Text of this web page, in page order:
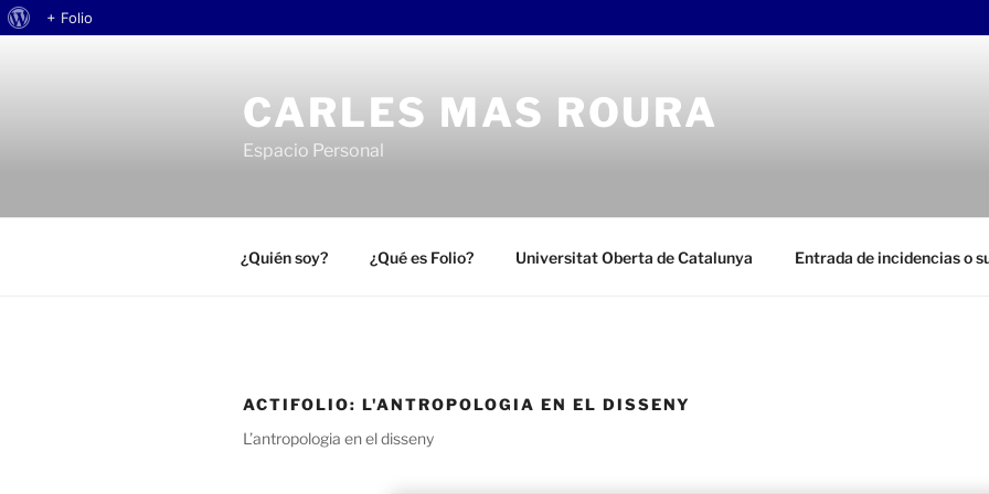
Acerca
+ Folio
CARLES MAS ROURA
Espacio Personal
¿Quién soy? ¿Qué es Folio? Universitat Oberta de Catalunya Entrada de incidencias o
ACTIFOLIO: L'ANTROPOLOGIA EN EL DISSENY
L’antropologia en el disseny